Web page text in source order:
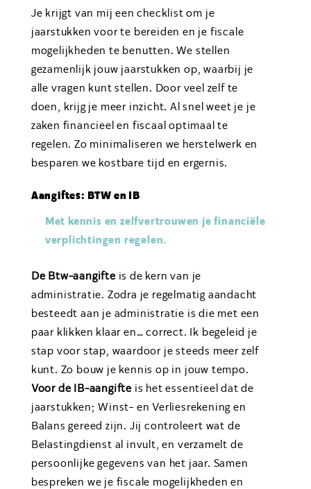
Je krijgt van mij een checklist om je
jaarstukken voor te bereiden en je fiscale
mogelijkheden te benutten. We stellen
gezamenlijk jouw jaarstukken op, waarbij je
alle vragen kunt stellen. Door veel zelf te
doen, krijg je meer inzicht. Al snel weet je je
zaken financieel en fiscaal optimaal te
regelen. Zo minimaliseren we herstelwerk en
besparen we kostbare tijd en ergernis.
Aangiftes: BTW en IB
Met kennis en zelfvertrouwen je financiële
verplichtingen regelen.
De Btw-aangifte is de kern van je
administratie. Zodra je regelmatig aandacht
besteedt aan je administratie is die met een
paar klikken klaar en… correct. Ik begeleid je
stap voor stap, waardoor je steeds meer zelf
kunt. Zo bouw je kennis op in jouw tempo.
Voor de IB-aangifte is het essentieel dat de
jaarstukken; Winst- en Verliesrekening en
Balans gereed zijn. Jij controleert wat de
Belastingdienst al invult, en verzamelt de
persoonlijke gegevens van het jaar. Samen
bespreken we je fiscale mogelijkheden en